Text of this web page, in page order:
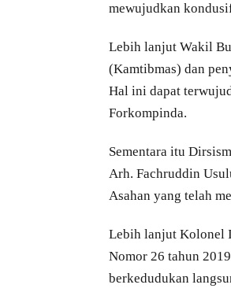
mewujudkan
Lebih lanjut Wakil
(Kamtibmas) dan
Hal ini dapat
Forkompinda.
Sementara itu
Arh. Fachruddin
Asahan yang telah
Lebih lanjut Kolonel
Nomor 26 tahun
berkedudukan